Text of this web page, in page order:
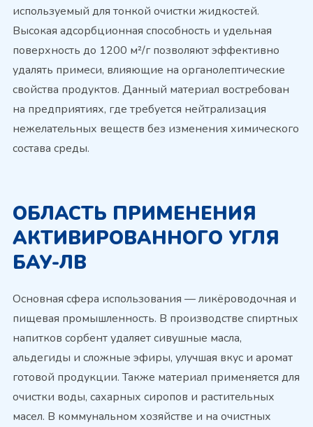
используемый для тонкой очистки жидкостей.
Высокая адсорбционная способность и удельная
поверхность до 1200 м²/г позволяют эффективно
удалять примеси, влияющие на органолептические
свойства продуктов. Данный материал востребован
на предприятиях, где требуется нейтрализация
нежелательных веществ без изменения химического
состава среды.
ОБЛАСТЬ ПРИМЕНЕНИЯ
АКТИВИРОВАННОГО УГЛЯ
БАУ-ЛВ
Основная сфера использования — ликёроводочная и
пищевая промышленность. В производстве спиртных
напитков сорбент удаляет сивушные масла,
альдегиды и сложные эфиры, улучшая вкус и аромат
готовой продукции. Также материал применяется для
очистки воды, сахарных сиропов и растительных
масел. В коммунальном хозяйстве и на очистных